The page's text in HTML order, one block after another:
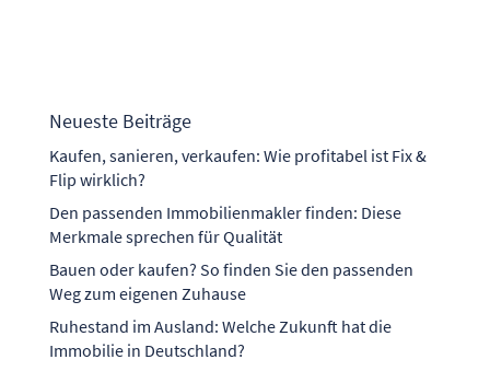
Neueste Beiträge
Kaufen, sanieren, verkaufen: Wie profitabel ist Fix &
Flip wirklich?
Den passenden Immobilienmakler finden: Diese
Merkmale sprechen für Qualität
Bauen oder kaufen? So finden Sie den passenden
Weg zum eigenen Zuhause
Ruhestand im Ausland: Welche Zukunft hat die
Immobilie in Deutschland?